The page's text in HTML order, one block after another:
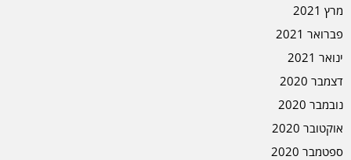
מרץ 2021
פברואר 2021
ינואר 2021
דצמבר 2020
נובמבר 2020
אוקטובר 2020
ספטמבר 2020